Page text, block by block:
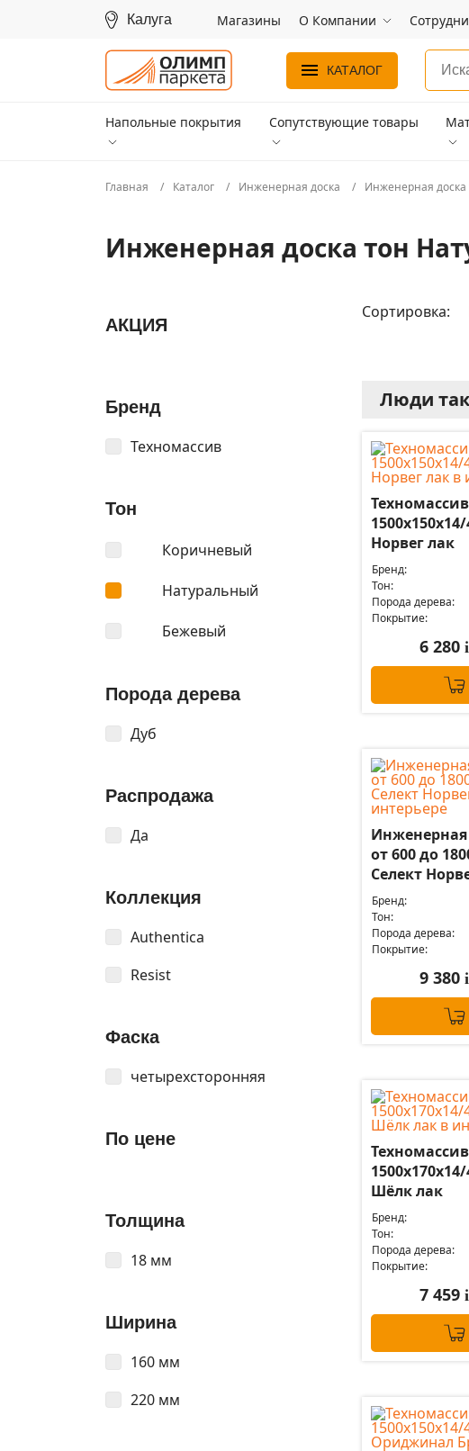
Калуга Магазины О Компании
КАТАЛОГ
Напольные покрытия Сопутствующие товары
Главная Каталог Инженерная доска Инженерная
Инженерная доска тон
АКЦИЯ
Бренд
Техномассив
Тон
Коричневый
Натуральный
Бежевый
Порода дерева
Дуб
Распродажа
Да
Коллекция
Authentica
Resist
Фаска
четырехсторонняя
По цене
Толщина
18 мм
Ширина
160 мм
220 мм
Сортировка:
Люди
Норвег лак
Бренд:
Тон:
Порода дерева:
Покрытие:
6 280i
Инженерная
от 600 до
Селект
Бренд:
Тон:
Порода дерева:
Покрытие:
9 380i
Шёлк лак
Бренд:
Тон:
Порода дерева:
Покрытие:
7 459i